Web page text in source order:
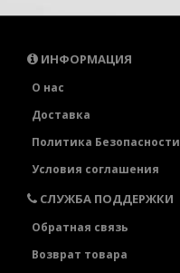
ИНФОРМАЦИЯ
О нас
Доставка
Политика Безопасности
Условия соглашения
СЛУЖБА ПОДДЕРЖКИ
Обратная связь
Возврат товара